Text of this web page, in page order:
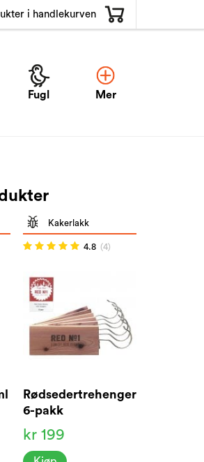
i handlekurven
Fugl Mer
Kakerlakk
4.8 (4)
Rødsedertrehenger
6-pakk
kr 199